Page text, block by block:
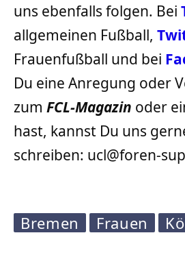
uns ebenfalls folgen. Bei
allgemeinen Fußball,
Frauenfußball und bei
Du eine Anregung oder
zum FCL-Magazin oder
hast, kannst Du uns
schreiben: ucl@foren-
Bremen Frauen